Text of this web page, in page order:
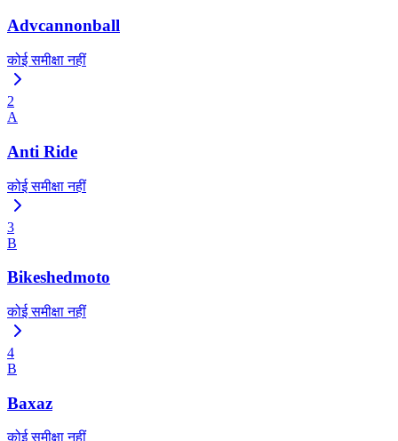
Advcannonball
कोई समीक्षा नहीं
2
A
Anti Ride
कोई समीक्षा नहीं
3
B
Bikeshedmoto
कोई समीक्षा नहीं
4
B
Baxaz
कोई समीक्षा नहीं